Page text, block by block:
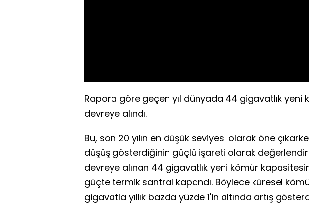
Rapora göre geçen yıl dünyada 44 gigavatlık
devreye alındı.
Bu, son 20 yılın en düşük seviyesi olarak öne
düşüş gösterdiğinin güçlü işareti olarak
devreye alınan 44 gigavatlık yeni kömür
güçte termik santral kapandı. Böylece küresel
gigavatla yıllık bazda yüzde 1'in altında artış